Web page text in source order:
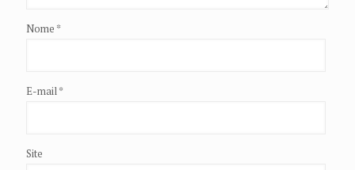
Nome *
E-mail *
Site